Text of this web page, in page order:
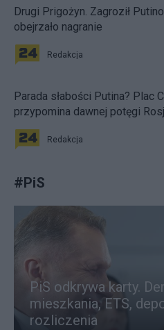
Drugi Prigożyn. Zagroził
obejrzało nagranie
Redakcja
Parada słabości Putina? Plac
przypomina dawnej potęgi
Redakcja
#PiS
PiS odkrywa karty.
mieszkania, ETS,
rozliczenia